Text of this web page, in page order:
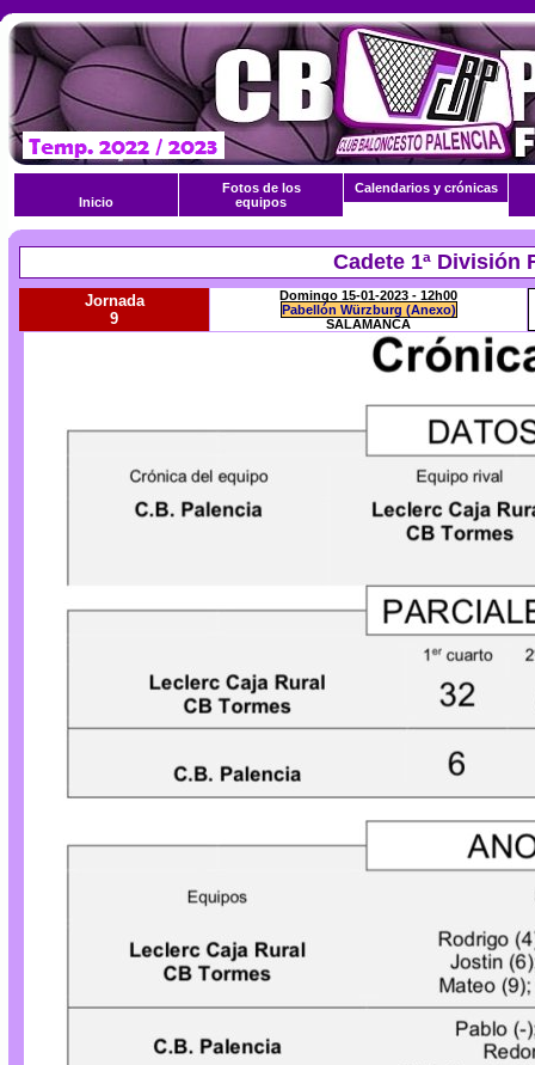
Inicio
Fotos de los
equipos
Calendarios y crónicas
Cadete 1ª División
Jornada
9
Domingo 15-01-2023 - 12h00
Pabellón Würzburg (Anexo)
SALAMANCA